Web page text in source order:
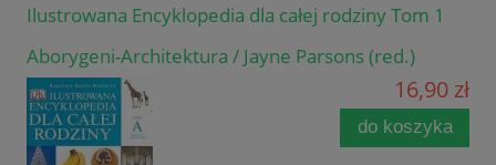
Ilustrowana Encyklopedia dla całej rodziny Tom 1
Aborygeni-Architektura / Jayne Parsons (red.)
16,90 zł
do koszyka